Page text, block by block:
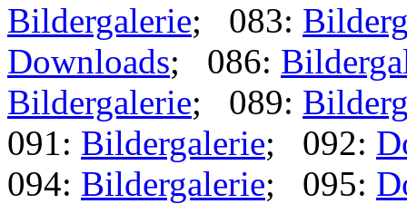
Bildergalerie; 083:
Downloads; 086:
Bildergalerie; 089:
091: Bildergalerie; 092:
094: Bildergalerie; 095: